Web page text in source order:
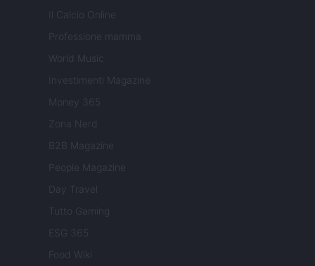
Il Calcio Online
Professione mamma
World Music
Investimenti Magazine
Money 365
Zona Nerd
B2B Magazine
People Magazine
Day Travel
Tutto Gaming
ESG 365
Food Wiki